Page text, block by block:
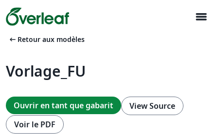
menu
arrow_left_alt Retour aux modèles
Vorlage_FU
Ouvrir en tant que gabarit
View Source
Voir le PDF